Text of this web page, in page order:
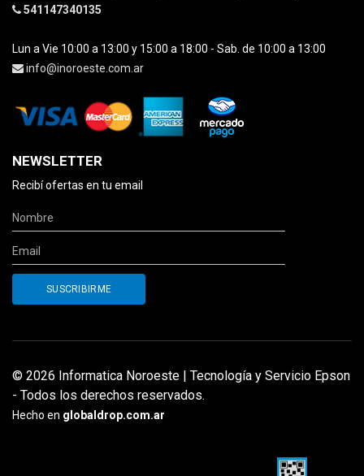
541147340135
Lun a Vie 10:00 a 13:00 y 15:00 a 18:00 - Sab. de 10:00 a 13:00
info@inoroeste.com.ar
NEWSLETTER
Recibí ofertas en tu email
© 2026 Informatica Noroeste | Tecnología y Servicio Epson
- Todos los derechos reservados.
Hecho en globaldrop.com.ar